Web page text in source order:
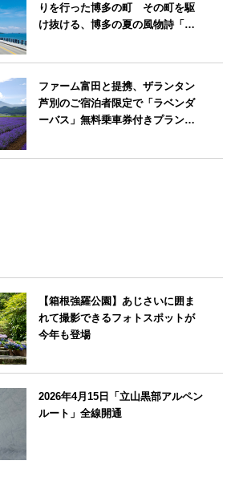
りを行った博多の町 その町を駆
け抜ける、博多の夏の風物詩「博
ファーム富田と提携、ザランタン
芦別のご宿泊者限定で「ラベンダ
ーバス」無料乗車券付きプランを
【箱根強羅公園】あじさいに囲ま
れて撮影できるフォトスポットが
今年も登場
2026年4月15日「立山黒部アルペン
ルート」全線開通